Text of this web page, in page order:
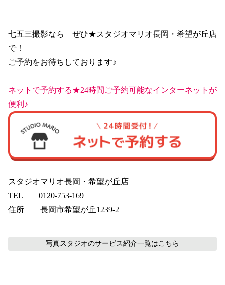
七五三撮影なら　ぜひ★スタジオマリオ長岡・希望が丘店
で！
ご予約をお待ちしております♪
ネットで予約する★24時間ご予約可能なインターネットが
便利♪
スタジオマリオ長岡・希望が丘店
TEL　　0120-753-169
住所　　長岡市希望が丘1239-2
写真スタジオのサービス紹介一覧はこちら